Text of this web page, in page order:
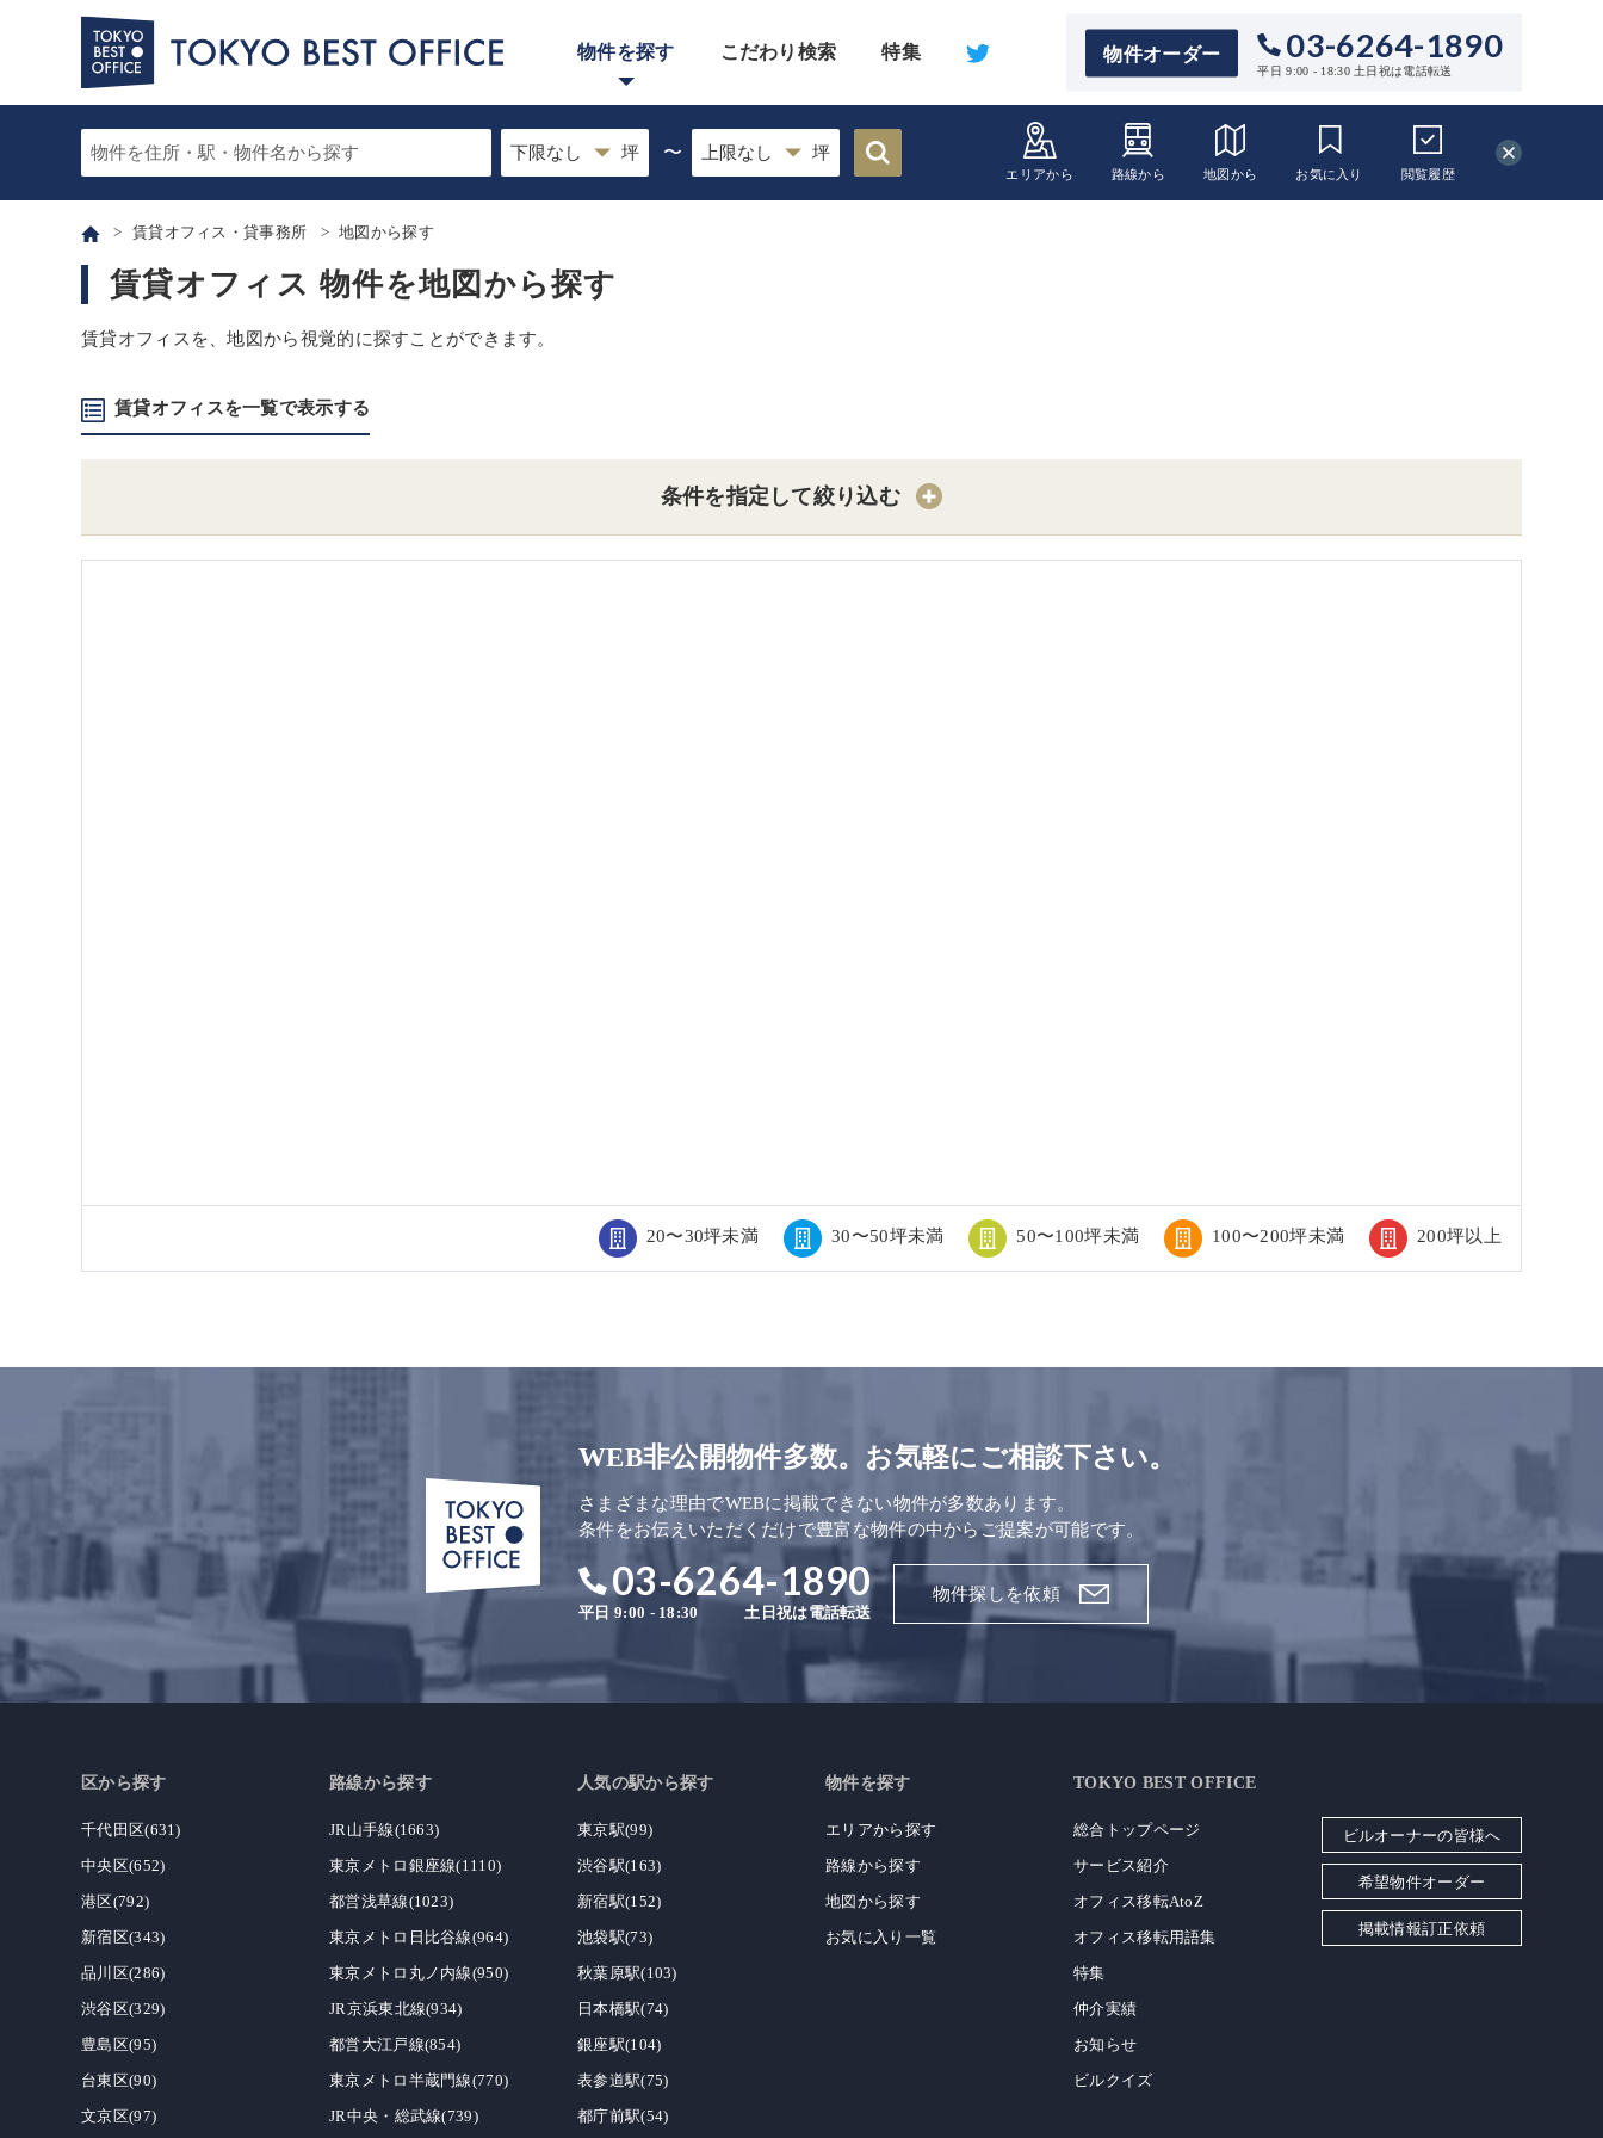
物件オーダー 03-6264-1890
平日 9:00 - 18:30 土日祝は電話転送
物件を探す こだわり検索 特集
エリアから 路線から 地図から お気に入り 閲覧履歴
〜
賃貸オフィス・貸事務所 地図から探す
賃貸オフィス 物件を地図から探す
賃貸オフィスを、地図から視覚的に探すことができます。
賃貸オフィスを一覧で表示する
条件を指定して絞り込む
20〜30坪未満 30〜50坪未満 50〜100坪未満 100〜200坪未満 200坪以上
WEB非公開物件多数。お気軽にご相談下さい。
さまざまな理由でWEBに掲載できない物件が多数あります。
条件をお伝えいただくだけで豊富な物件の中からご提案が可能です。
03-6264-1890
平日 9:00 - 18:30 土日祝は電話転送
物件探しを依頼
区から探す
千代田区(631)
中央区(652)
港区(792)
新宿区(343)
品川区(286)
渋谷区(329)
豊島区(95)
台東区(90)
文京区(97)
路線から探す
JR山手線(1663)
東京メトロ銀座線(1110)
都営浅草線(1023)
東京メトロ日比谷線(964)
東京メトロ丸ノ内線(950)
JR京浜東北線(934)
都営大江戸線(854)
東京メトロ半蔵門線(770)
JR中央・総武線(739)
人気の駅から探す
東京駅(99)
渋谷駅(163)
新宿駅(152)
池袋駅(73)
秋葉原駅(103)
日本橋駅(74)
銀座駅(104)
表参道駅(75)
都庁前駅(54)
物件を探す
エリアから探す
路線から探す
地図から探す
お気に入り一覧
TOKYO BEST OFFICE
総合トップページ
サービス紹介
オフィス移転AtoZ
オフィス移転用語集
特集
仲介実績
お知らせ
ビルクイズ
ビルオーナーの皆様へ
希望物件オーダー
掲載情報訂正依頼